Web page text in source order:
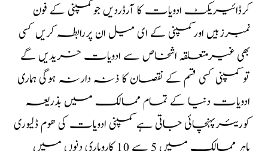
کرڈائیریکٹ ادویات کا آرڈردیں جوکمپنی کے فون
نمبرزہیں اورکمپنی کے ای میل ان پررابطہ کریں کسی
بھی غیرمتعلقہ اشخاص سے ادویات خریدیں گے
تو کمپنی کسی قسم کے نقصان کا ذنہ دارنہ ہوگی ہماری
ادویات دنیا کے تمام ممالک میں بذریعہ
کوریئرپہنچائی جاتی ہے کمپنی ادویات کی ھوم ڈلیوری